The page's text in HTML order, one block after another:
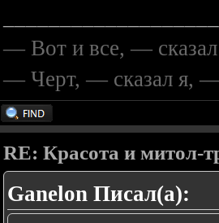
— Вот и все, —
— Черт, — сказал я, —
RE: Красота и митол-
Ganelon Писал(а):